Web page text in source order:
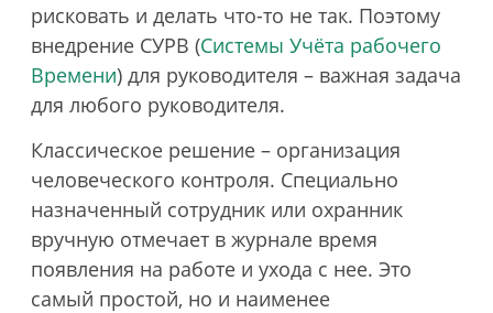
рисковать и делать что-то не так. Поэтому
внедрение СУРВ (Системы Учёта рабочего
Времени) для руководителя – важная задача
для любого руководителя.
Классическое решение – организация
человеческого контроля. Специально
назначенный сотрудник или охранник
вручную отмечает в журнале время
появления на работе и ухода с нее. Это
самый простой, но и наименее